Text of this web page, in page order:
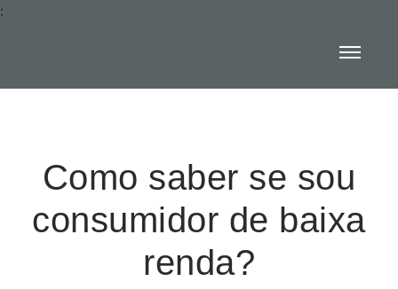
:
Como saber se sou
consumidor de baixa
renda?